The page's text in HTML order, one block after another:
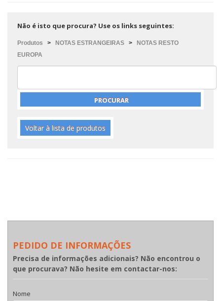
Não é isto que procura? Use os links seguintes:
Produtos > NOTAS ESTRANGEIRAS > NOTAS RESTO
EUROPA
Voltar à lista de produtos
PEDIDO DE INFORMAÇÕES
Precisa de informações adicionais? Não encontrou o
que procurava? Não hesite em contactar-nos:
Nome